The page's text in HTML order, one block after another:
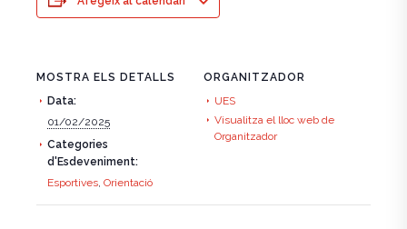
MOSTRA ELS DETALLS
Data:
01/02/2025
Categories
d'Esdeveniment:
Esportives, Orientació
ORGANITZADOR
UES
Visualitza el lloc web de
Organitzador